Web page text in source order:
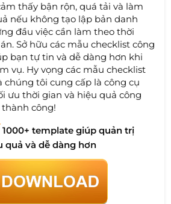
thấy bận rộn, quá tải và làm
nếu không tạo lập bản danh
đầu việc cần làm theo thời
Sở hữu các mẫu checklist công
bạn tự tin và dễ dàng hơn khi
vụ. Hy vọng các mẫu checklist
chúng tôi cung cấp là công cụ
ưu thời gian và hiệu quả công
thành công!
1000+ template giúp quản trị
quả và dễ dàng hơn